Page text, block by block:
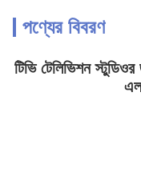
পণ্যের বিবরণ
টিভি টেলিভিশন